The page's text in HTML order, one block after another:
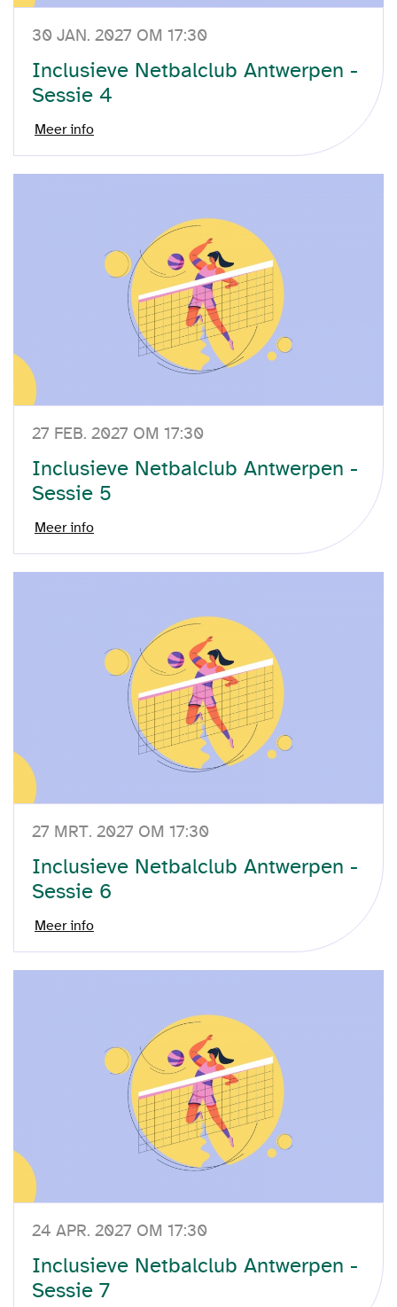
30 JAN. 2027 OM 17:30
Inclusieve Netbalclub Antwerpen -
Sessie 4
Meer info
27 FEB. 2027 OM 17:30
Inclusieve Netbalclub Antwerpen -
Sessie 5
Meer info
27 MRT. 2027 OM 17:30
Inclusieve Netbalclub Antwerpen -
Sessie 6
Meer info
24 APR. 2027 OM 17:30
Inclusieve Netbalclub Antwerpen -
Sessie 7